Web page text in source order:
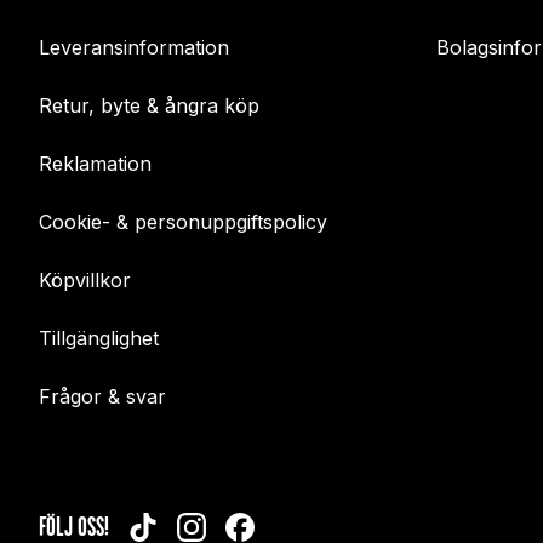
Leveransinformation
Retur, byte & ångra köp
Reklamation
Cookie- & personuppgiftspolicy
Köpvillkor
Tillgänglighet
Frågor & svar
FÖLJ OSS!